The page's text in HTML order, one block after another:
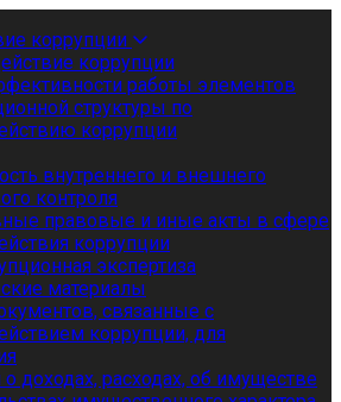
коррупции
коррупции
работы элементов
структуры по
коррупции
внутреннего и внешнего
контроля
правовые и иные акты в сфере
коррупции
экспертиза
материалы
связанные с
коррупции, для
доходах, расходах, об имуществе